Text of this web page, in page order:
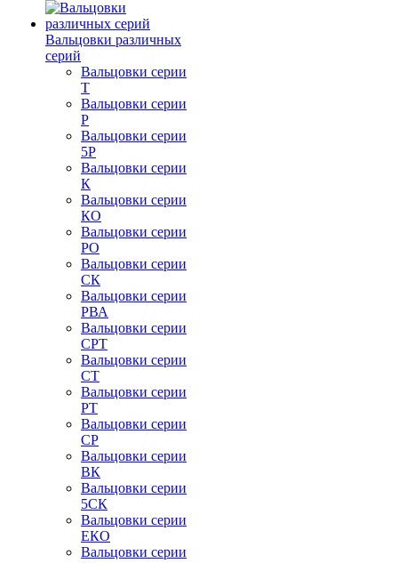
Вальцовки различных
серий
Вальцовки серии
Т
Вальцовки серии
Р
Вальцовки серии
5Р
Вальцовки серии
К
Вальцовки серии
КО
Вальцовки серии
РО
Вальцовки серии
СК
Вальцовки серии
РВА
Вальцовки серии
СРТ
Вальцовки серии
СТ
Вальцовки серии
РТ
Вальцовки серии
СР
Вальцовки серии
ВК
Вальцовки серии
5СК
Вальцовки серии
ЕКО
Вальцовки серии